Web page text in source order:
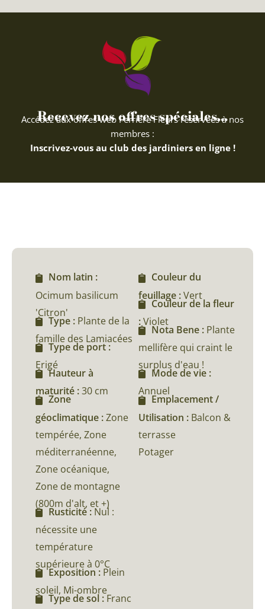
Recevez nos offres spéciales...
Accédez aux offres web Ferriere Fleurs réservées à nos
membres :
Inscrivez-vous au club des jardiniers en ligne !
Nom latin :
Ocimum basilicum
'Citron'
Type : Plante de la
famille des Lamiacées
Type de port :
Erigé
Hauteur à
maturité :30 cm
Zone
géoclimatique :Zone
tempérée, Zone
méditerranéenne,
Zone océanique,
Zone de montagne
(800m d'alt, et +)
Rusticité :Nul :
nécessite une
température
supérieure à 0°C
Exposition : Plein
soleil, Mi-ombre
Type de sol : Franc
Couleur du
feuillage :Vert
Couleur de la fleur
:Violet
Nota Bene : Plante
mellifère qui craint le
surplus d'eau !
Mode de vie :
Annuel
Emplacement /
Utilisation : Balcon &
terrasse
Potager